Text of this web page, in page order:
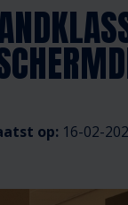
op: 16-02-